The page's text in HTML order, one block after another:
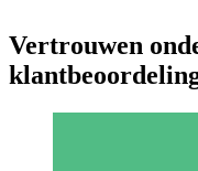
Vertrouwen